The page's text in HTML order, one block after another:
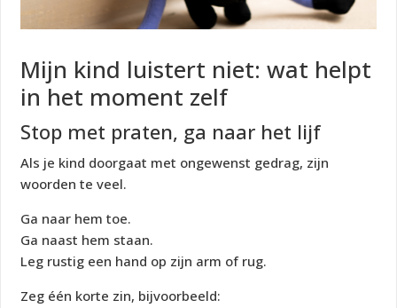
Mijn kind luistert niet: wat helpt
in het moment zelf
Stop met praten, ga naar het lijf
Als je kind doorgaat met ongewenst gedrag, zijn
woorden te veel.
Ga naar hem toe.
Ga naast hem staan.
Leg rustig een hand op zijn arm of rug.
Zeg één korte zin, bijvoorbeeld: